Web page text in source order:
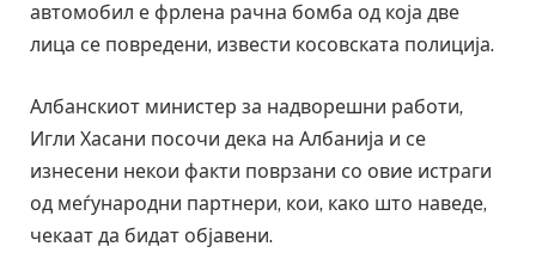
автомобил е фрлена рачна бомба од која две
лица се повредени, извести косовската полиција.
Албанскиот министер за надворешни работи,
Игли Хасани посочи дека на Албанија и се
изнесени некои факти поврзани со овие истраги
од меѓународни партнери, кои, како што наведе,
чекаат да бидат објавени.